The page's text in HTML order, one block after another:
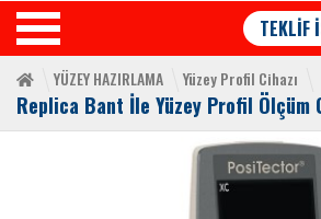
TEKLİF
YÜZEY HAZIRLAMA Yüzey Profil Cihazı
Replica Bant İle Yüzey Profil Ölçüm